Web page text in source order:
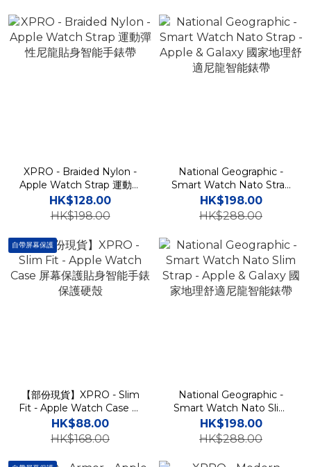
XPRO - Braided Nylon -
Apple Watch Strap 運動彈
性尼龍貼身智能手錶帶
HK$128.00
HK$198.00
National Geographic -
Smart Watch Nato Strap
- Apple & Galaxy 國家地理
舒適尼龍智能錶帶
HK$198.00
HK$288.00
自帶屏幕保護
【部份現貨】XPRO - Slim
Fit - Apple Watch Case 屏
幕保護貼身智能手錶保護硬
殼
HK$88.00
HK$168.00
National Geographic -
Smart Watch Nato Slim
Strap - Apple & Galaxy 國
家地理舒適尼龍智能錶帶
HK$198.00
HK$288.00